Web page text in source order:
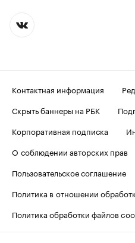
Контактная информация
Скрыть баннеры на РБК
Корпоративная подписка
О соблюдении авторских прав
Пользовательское соглашение
Политика в отношении
Политика обработки файлов